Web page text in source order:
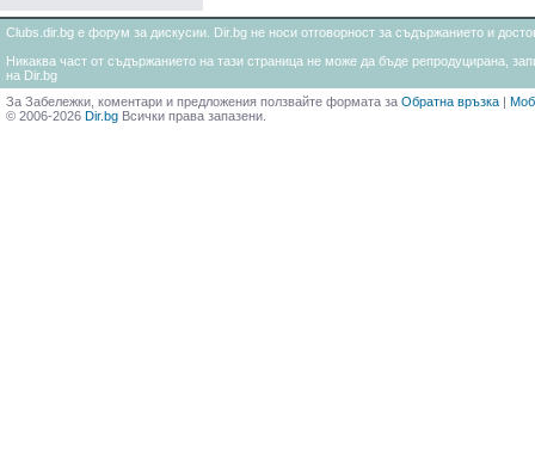
Clubs.dir.bg е форум за дискусии. Dir.bg не носи отговорност за съдържанието и
Никаква част от съдържанието на тази страница не може да бъде репродуцирана,
на Dir.bg
За Забележки, коментари и предложения ползвайте формата за Обратна връзка |
© 2006-2026 Dir.bg Всички права запазени.